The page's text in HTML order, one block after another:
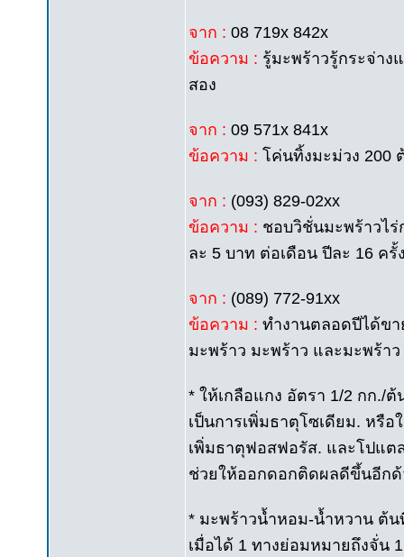
จาก : 08 719x 842x
ข้อความ : รู้มะพร้าวรู้กระจ่าง
สอง
จาก : 09 571x 841x
ข้อความ : โค่นทิ้งมะม่วง 200
จาก : (093) 829-02xx
ข้อความ : ชอบวิชั่นมะพร้าวไ
ละ 5 บาท ต่อเดือน ปีละ 16 ครั้
จาก : (089) 772-91xx
ข้อความ : ทำงานตลอดปีได้ข
มะพร้าว มะพร้าว และมะพร้าว
* ให้เกลือแกง อัตรา 1/2 กก./
เป็นการเพิ่มธาตุโซเดียม. หรื
เพิ่มธาตุฟอสฟอรัส. และโปแต
ช่วยให้ออกดอกติดผลดีขึ้นอีกด้
* มะพร้าวน้ำหอม-น้ำหวาน ต้
เมื่อได้ 1 ทางย่อมหมายถึงจั่น